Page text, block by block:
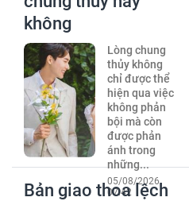
không
Lòng chung
thủy không
chỉ được thể
hiện qua việc
không phản
bội mà còn
được phản
ánh trong
những...
05/08/2026
07:42
Bản giao thoa lệch